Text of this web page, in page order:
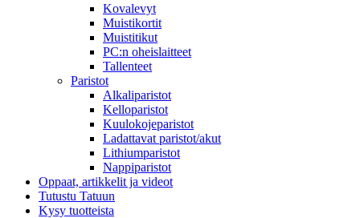
Kovalevyt
Muistikortit
Muistitikut
PC:n oheislaitteet
Tallenteet
Paristot
Alkaliparistot
Kelloparistot
Kuulokojeparistot
Ladattavat paristot/akut
Lithiumparistot
Nappiparistot
Oppaat, artikkelit ja videot
Tutustu Tatuun
Kysy tuotteista